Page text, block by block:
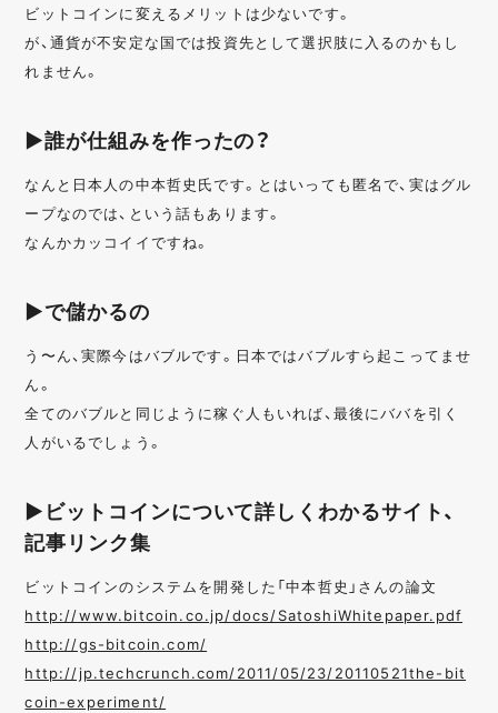
ビットコインに変えるメリットは少ないです。
が、通貨が不安定な国では投資先として選択肢に入るのかもし
れません。
▶誰が仕組みを作ったの？
なんと日本人の中本哲史氏です。とはいっても匿名で、実はグル
ープなのでは、という話もあります。
なんかカッコイイですね。
▶で儲かるの
う〜ん、実際今はバブルです。日本ではバブルすら起こってませ
ん。
全てのバブルと同じように稼ぐ人もいれば、最後にババを引く
人がいるでしょう。
▶ビットコインについて詳しくわかるサイト、
記事リンク集
ビットコインのシステムを開発した「中本哲史」さんの論文
http://www.bitcoin.co.jp/docs/SatoshiWhitepaper.pdf
http://gs-bitcoin.com/
http://jp.techcrunch.com/2011/05/23/20110521the-bit
coin-experiment/